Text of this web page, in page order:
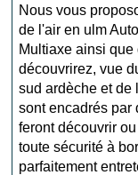
Nous vous
de l'air en ulm
Multiaxe ainsi
découvrirez, vue
sud ardèche et de
sont encadrés par
feront découvrir
toute sécurité à
parfaitement